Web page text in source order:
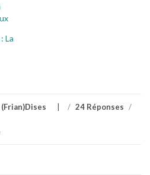
La
(Frian)Dises / 24 Réponses /